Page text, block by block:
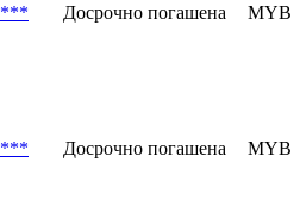
*** Досрочно погашена
*** Досрочно погашена